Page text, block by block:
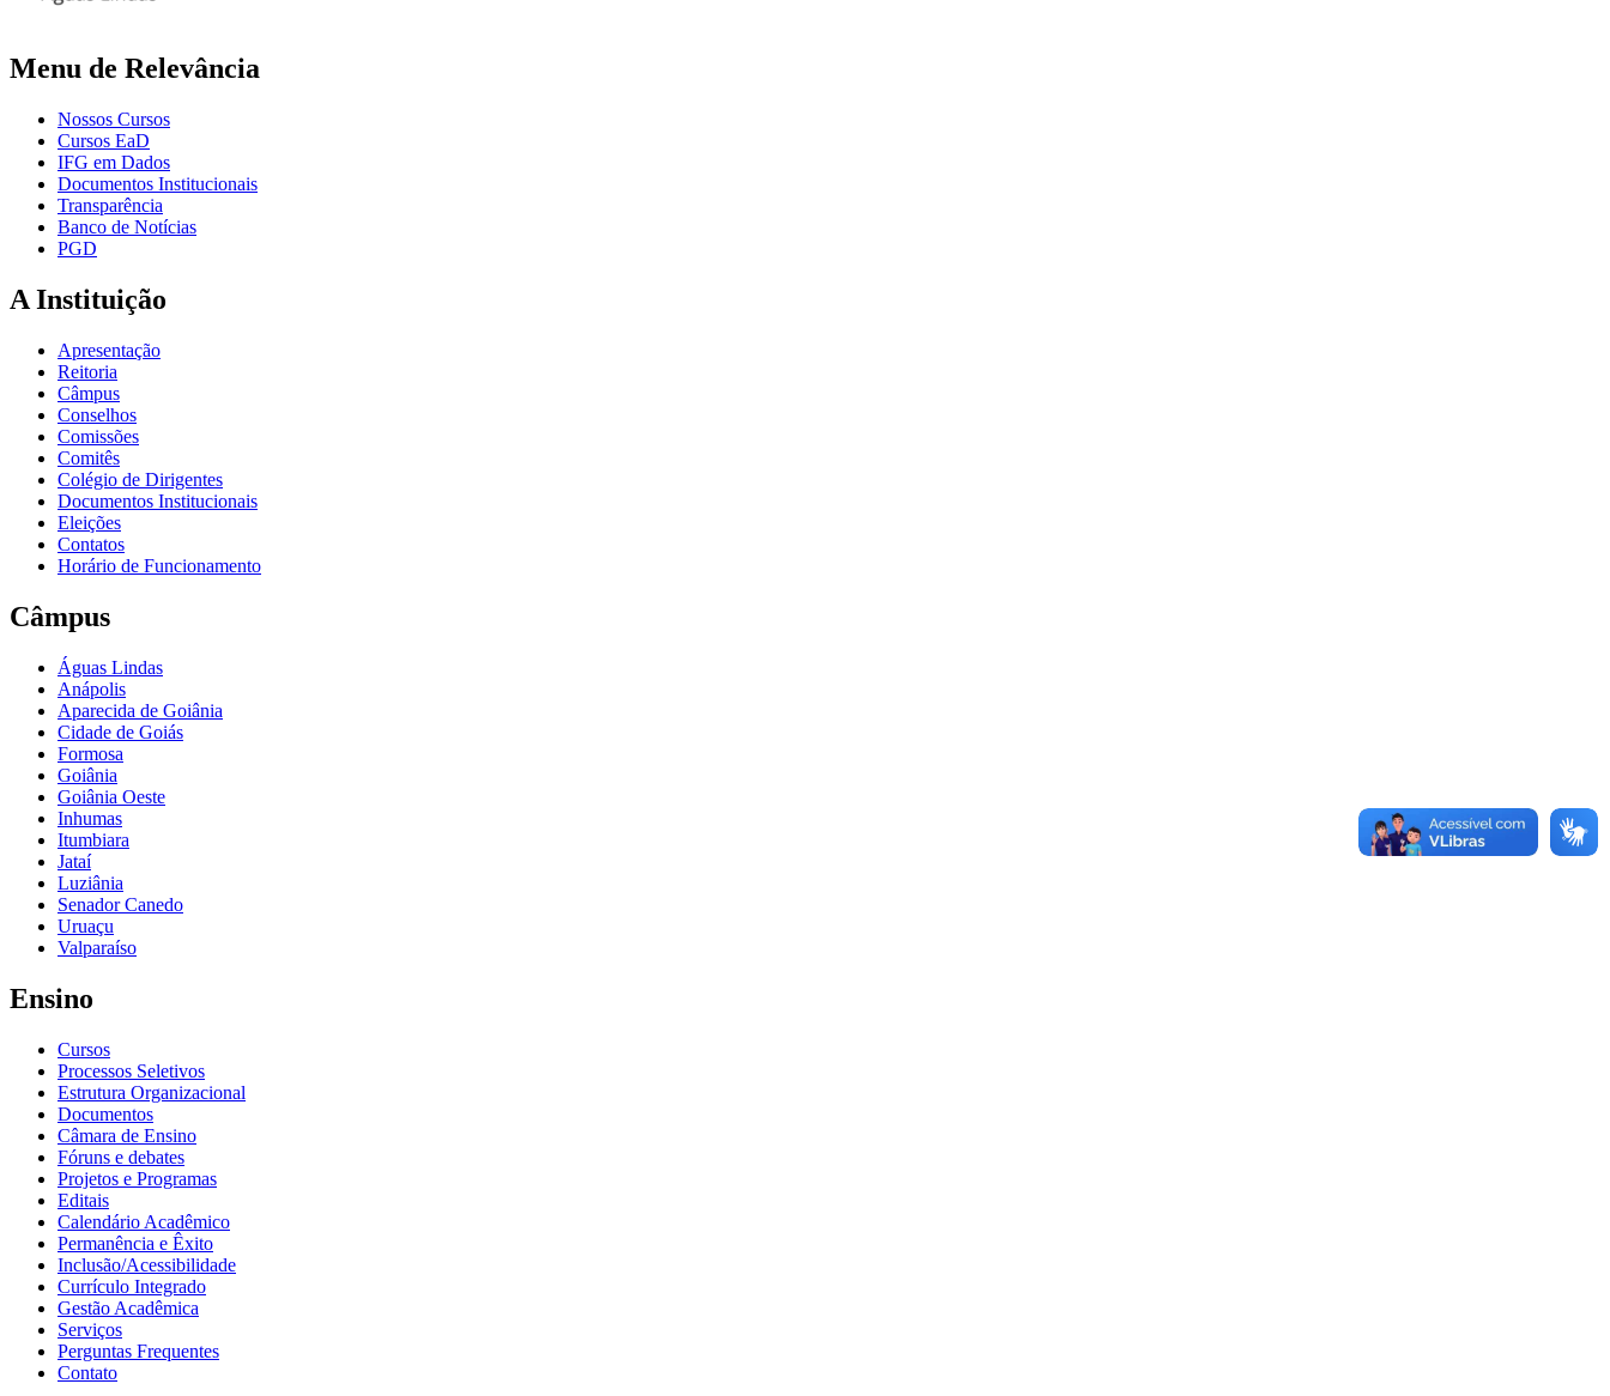
Menu de Relevância
Nossos Cursos
Cursos EaD
IFG em Dados
Documentos Institucionais
Transparência
Banco de Notícias
PGD
A Instituição
Apresentação
Reitoria
Câmpus
Conselhos
Comissões
Comitês
Colégio de Dirigentes
Documentos Institucionais
Eleições
Contatos
Horário de Funcionamento
Câmpus
Águas Lindas
Anápolis
Aparecida de Goiânia
Cidade de Goiás
Formosa
Goiânia
Goiânia Oeste
Inhumas
Itumbiara
Jataí
Luziânia
Senador Canedo
Uruaçu
Valparaíso
Ensino
Cursos
Processos Seletivos
Estrutura Organizacional
Documentos
Câmara de Ensino
Fóruns e debates
Projetos e Programas
Editais
Calendário Acadêmico
Permanência e Êxito
Inclusão/Acessibilidade
Currículo Integrado
Gestão Acadêmica
Serviços
Perguntas Frequentes
Contato